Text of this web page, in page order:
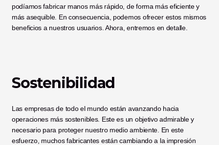
podíamos fabricar manos más rápido, de forma más eficiente y
más asequible. En consecuencia, podemos ofrecer estos mismos
beneficios a nuestros usuarios. Ahora, entremos en detalle.
Sostenibilidad
Las empresas de todo el mundo están avanzando hacia
operaciones más sostenibles. Este es un objetivo admirable y
necesario para proteger nuestro medio ambiente. En este
esfuerzo, muchos fabricantes están cambiando a la impresión